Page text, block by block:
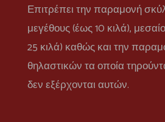
Επιτρέπει την παραμονή
μεγέθους (έως 10 κιλά),
25 κιλά) καθώς και την
θηλαστικών τα οποία
δεν εξέρχονται αυτών.